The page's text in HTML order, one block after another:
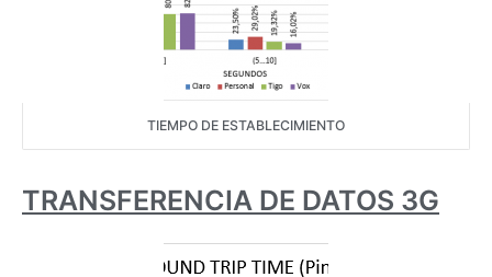
TIEMPO DE ESTABLECIMIENTO
TRANSFERENCIA DE DATOS 3G